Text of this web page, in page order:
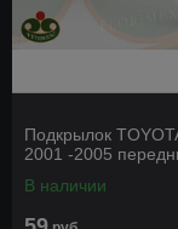
Подкрылок
2001 -2005
В наличии